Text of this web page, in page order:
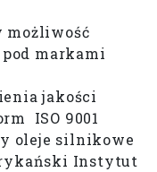
możliwość
markami
jakości
ISO 9001
oleje silnikowe
Instytut